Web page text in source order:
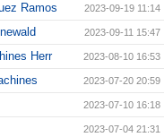
Ramos 2023-09-19 11:14
2023-09-11 15:47
Herr 2023-08-10 16:53
2023-07-20 20:59
2023-07-10 16:18
2023-07-04 21:31